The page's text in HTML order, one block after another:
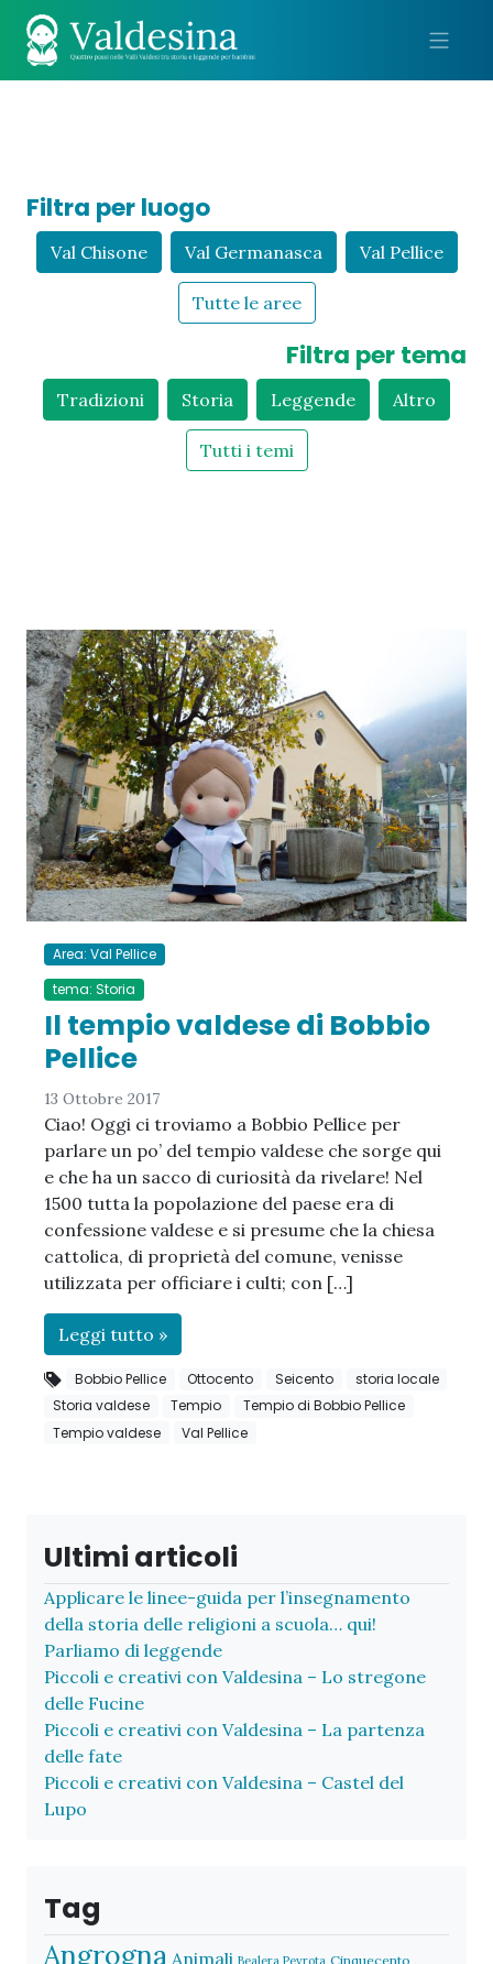
Filtra per luogo
Val Chisone Val Germanasca Val Pellice
Tutte le aree
Filtra per tema
Tradizioni Storia Leggende Altro
Tutti i temi
Area: Val Pellice
tema: Storia
Il tempio valdese di Bobbio
Pellice
13 Ottobre 2017
Ciao! Oggi ci troviamo a Bobbio Pellice per
parlare un po’ del tempio valdese che sorge qui
e che ha un sacco di curiosità da rivelare! Nel
1500 tutta la popolazione del paese era di
confessione valdese e si presume che la chiesa
cattolica, di proprietà del comune, venisse
utilizzata per officiare i culti; con […]
Leggi tutto »
Bobbio Pellice Ottocento Seicento
storia locale
Storia valdese
Tempio
Tempio di Bobbio Pellice
Tempio valdese
Val Pellice
Ultimi articoli
Applicare le linee-guida per l’insegnamento
della storia delle religioni a scuola… qui!
Parliamo di leggende
Piccoli e creativi con Valdesina – Lo stregone
delle Fucine
Piccoli e creativi con Valdesina – La partenza
delle fate
Piccoli e creativi con Valdesina – Castel del
Lupo
Tag
Angrogna Animali Bealera Peyrota Cinquecento